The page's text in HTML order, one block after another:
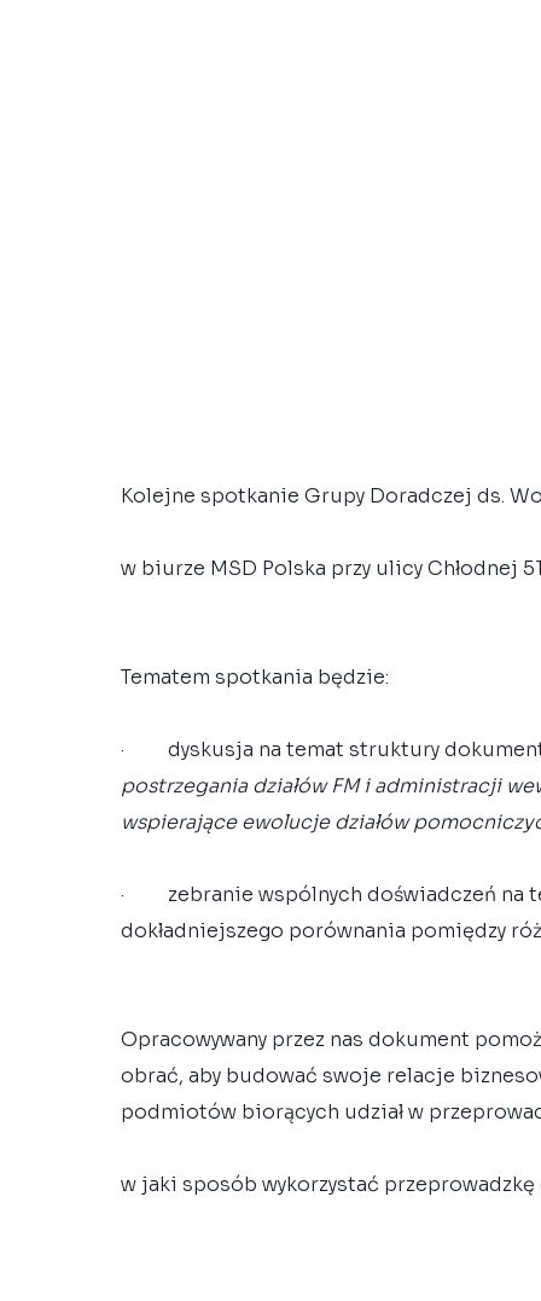
Kolejne spotkanie Grupy Doradczej ds.
w biurze MSD Polska przy ulicy Chłodnej
Tematem spotkania będzie:
·         dyskusja na temat struktury
postrzegania działów FM i administracji
wspierające ewolucje działów
·         zebranie wspólnych doświadczeń
dokładniejszego porównania pomiędzy
Opracowywany przez nas dokument
obrać, aby budować swoje relacje
podmiotów biorących udział w
w jaki sposób wykorzystać